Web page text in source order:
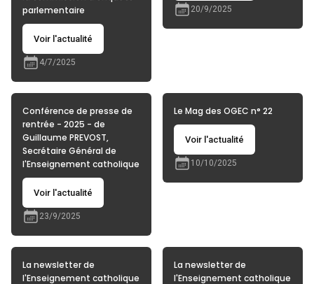
parlementaire
Voir l'actualité
4/7/2025
20/9/2025
Conférence de presse de
rentrée - 2025 - de
Guillaume PREVOST,
Secrétaire Général de
l'Enseignement catholique
Voir l'actualité
23/9/2025
Le Mag des OGEC n° 22
Voir l'actualité
10/10/2025
La newsletter de
l'Enseignement catholique
La newsletter de
l'Enseignement catholique